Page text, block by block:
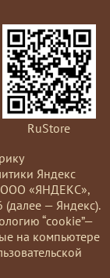
RuStore
Яндекс
ООО «ЯНДЕКС»,
(далее — Яндекс).
“cookie”—
на компьютере